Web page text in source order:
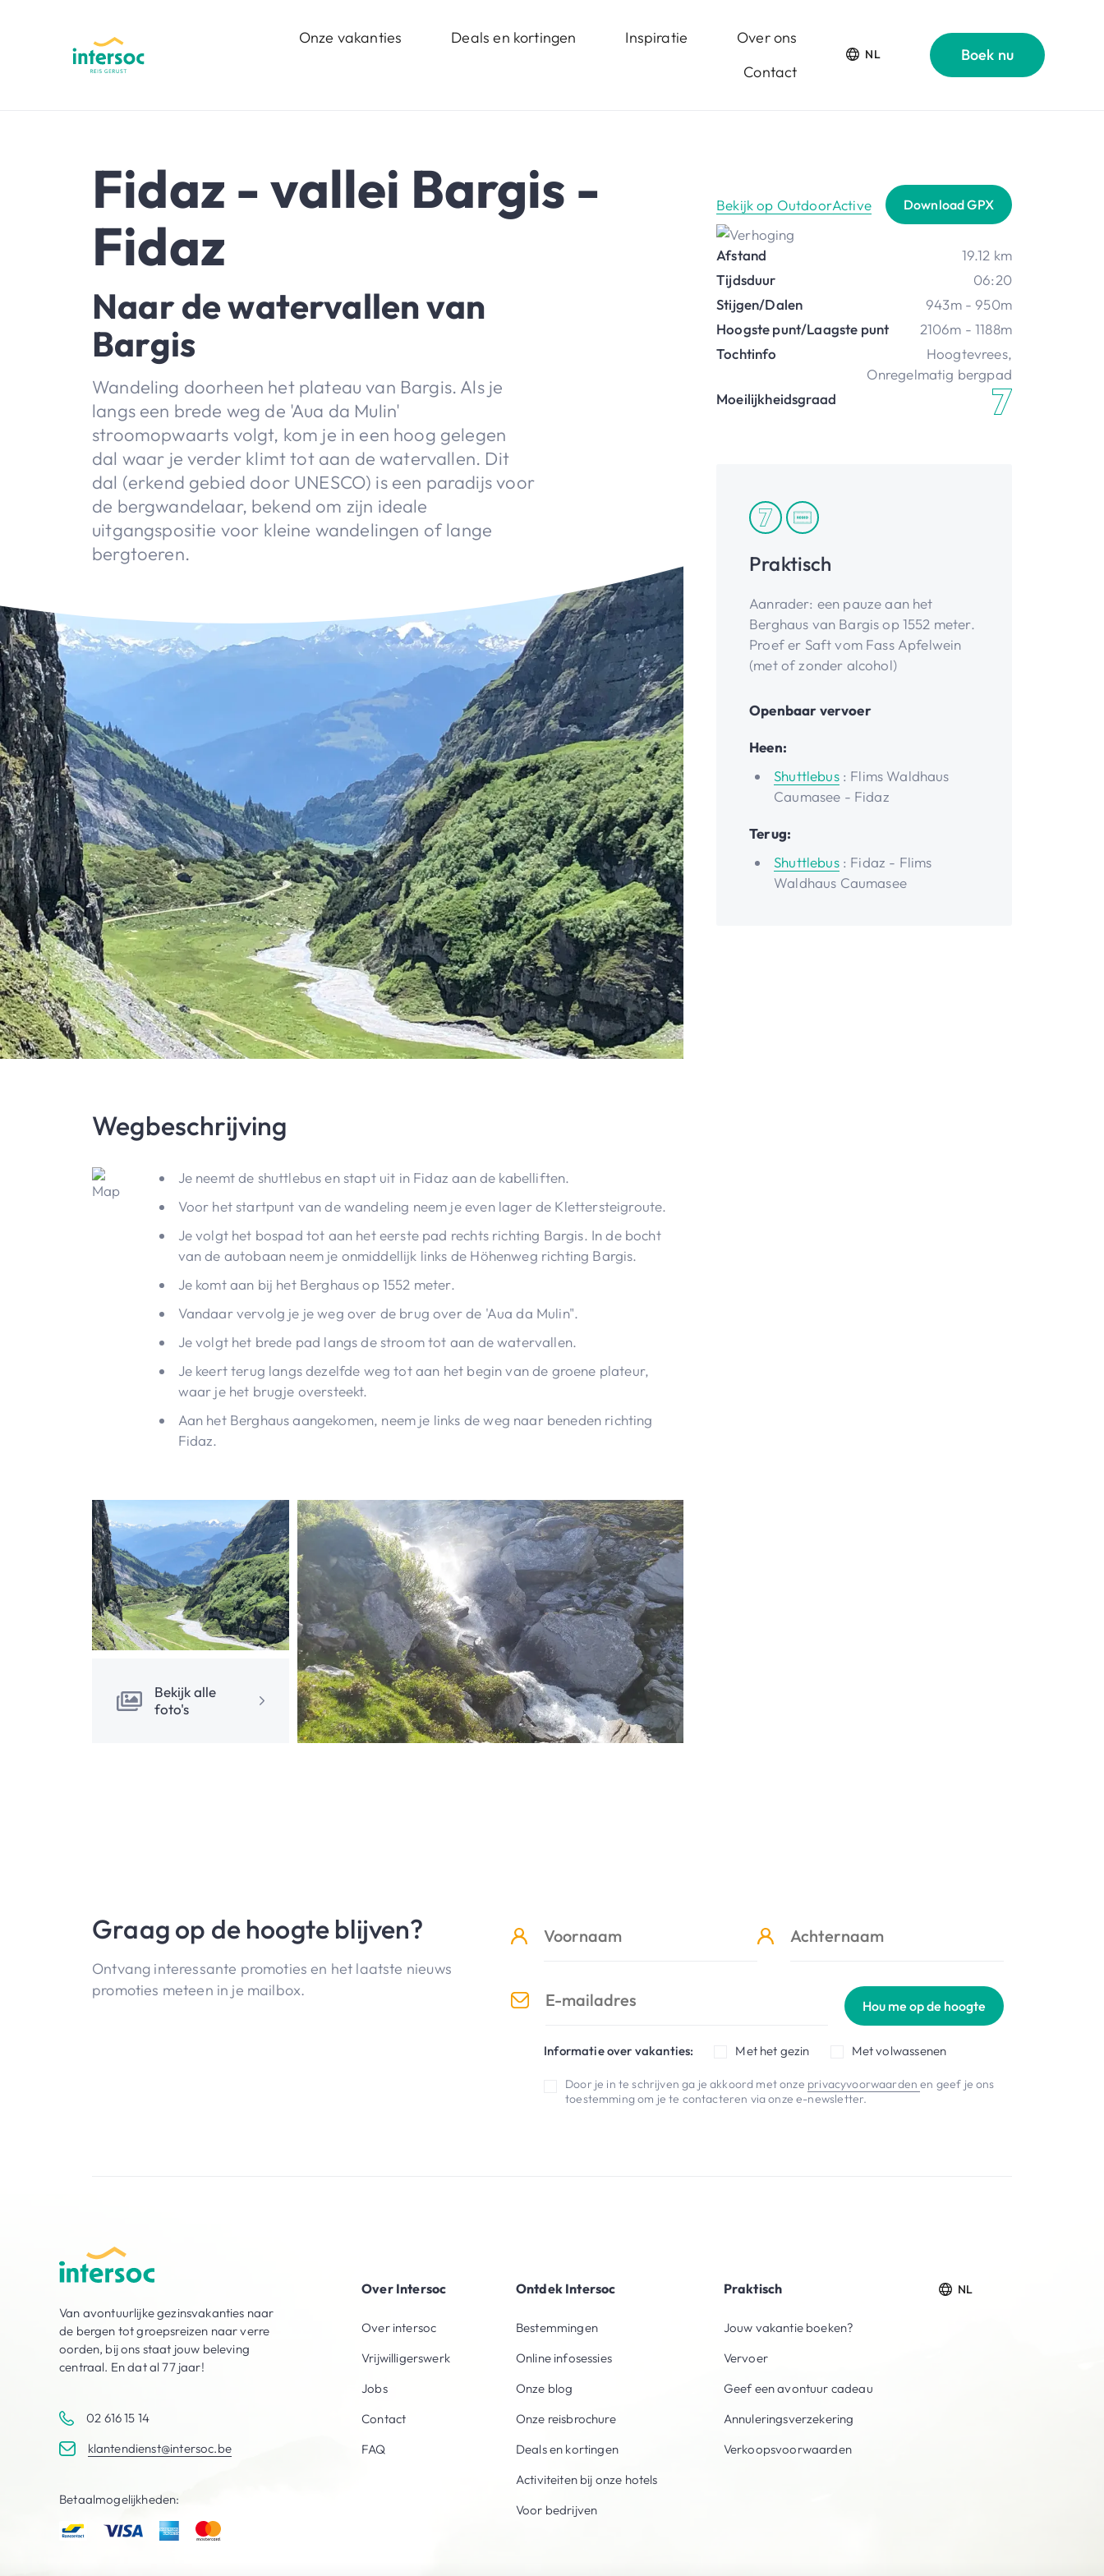
Onze vakanties Deals en kortingen Inspiratie
Over ons
Contact
NL Boek nu
Fidaz - vallei Bargis -
Fidaz
Naar de watervallen van
Bargis
Wandeling doorheen het plateau van Bargis. Als je
langs een brede weg de 'Aua da Mulin'
stroomopwaarts volgt, kom je in een hoog gelegen
dal waar je verder klimt tot aan de watervallen. Dit
dal (erkend gebied door UNESCO) is een paradijs voor
de bergwandelaar, bekend om zijn ideale
uitgangspositie voor kleine wandelingen of lange
bergtoeren.
Wegbeschrijving
Je neemt de shuttlebus en stapt uit in Fidaz aan de kabelliften.
Voor het startpunt van de wandeling neem je even lager de Klettersteigroute.
Je volgt het bospad tot aan het eerste pad rechts richting Bargis. In de bocht
van de autobaan neem je onmiddellijk links de Höhenweg richting Bargis.
Je komt aan bij het Berghaus op 1552 meter.
Vandaar vervolg je je weg over de brug over de 'Aua da Mulin".
Je volgt het brede pad langs de stroom tot aan de watervallen.
Je keert terug langs dezelfde weg tot aan het begin van de groene plateur,
waar je het brugje oversteekt.
Aan het Berghaus aangekomen, neem je links de weg naar beneden richting
Fidaz.
Bekijk alle
foto's
Bekijk op OutdoorActive Download GPX
Afstand
19.12 km
Tijdsduur
06:20
Stijgen/Dalen
943m - 950m
Hoogste punt/Laagste punt
2106m - 1188m
Tochtinfo
Hoogtevrees,
Onregelmatig bergpad
Moeilijkheidsgraad
Praktisch
Aanrader: een pauze aan het
Berghaus van Bargis op 1552 meter.
Proef er Saft vom Fass Apfelwein
(met of zonder alcohol)
Openbaar vervoer
Heen:
Shuttlebus: Flims Waldhaus
Caumasee - Fidaz
Terug:
Shuttlebus: Fidaz - Flims
Waldhaus Caumasee
Graag op de hoogte blijven?
Ontvang interessante promoties en het laatste nieuws
promoties meteen in je mailbox.
Hou me op de hoogte
Informatie over vakanties: Met het gezin Met volwassenen
Door je in te schrijven ga je akkoord met onze privacyvoorwaardenen geef je ons
toestemming om je te contacteren via onze e-newsletter.
Van avontuurlijke gezinsvakanties naar
de bergen tot groepsreizen naar verre
oorden, bij ons staat jouw beleving
centraal. En dat al 77 jaar!
02 616 15 14
klantendienst@intersoc.be
Betaalmogelijkheden:
Over Intersoc
Over intersoc
Vrijwilligerswerk
Jobs
Contact
FAQ
Ontdek Intersoc
Bestemmingen
Online infosessies
Onze blog
Onze reisbrochure
Deals en kortingen
Activiteiten bij onze hotels
Voor bedrijven
Praktisch
Jouw vakantie boeken?
Vervoer
Geef een avontuur cadeau
Annuleringsverzekering
Verkoopsvoorwaarden
NL